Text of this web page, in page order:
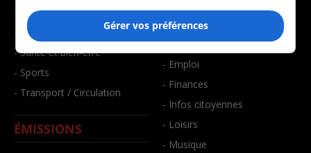
- Environnement
- Faits divers
- Santé et bien-être
- Sports
- Transport / Circulation
ÉMISSIONS
- Art de vivre
- Bien-être
- Emploi
- Finances
- Infos citoyennes
- Loisirs
- Musique
Gérer vos préférences